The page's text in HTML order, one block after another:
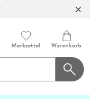
Merkzettel Warenkorb